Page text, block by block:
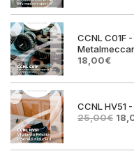
CCNL C01F
Il
originale
25,00€.
18,00€Il
CCNL HV51
25,00€ Il
era: